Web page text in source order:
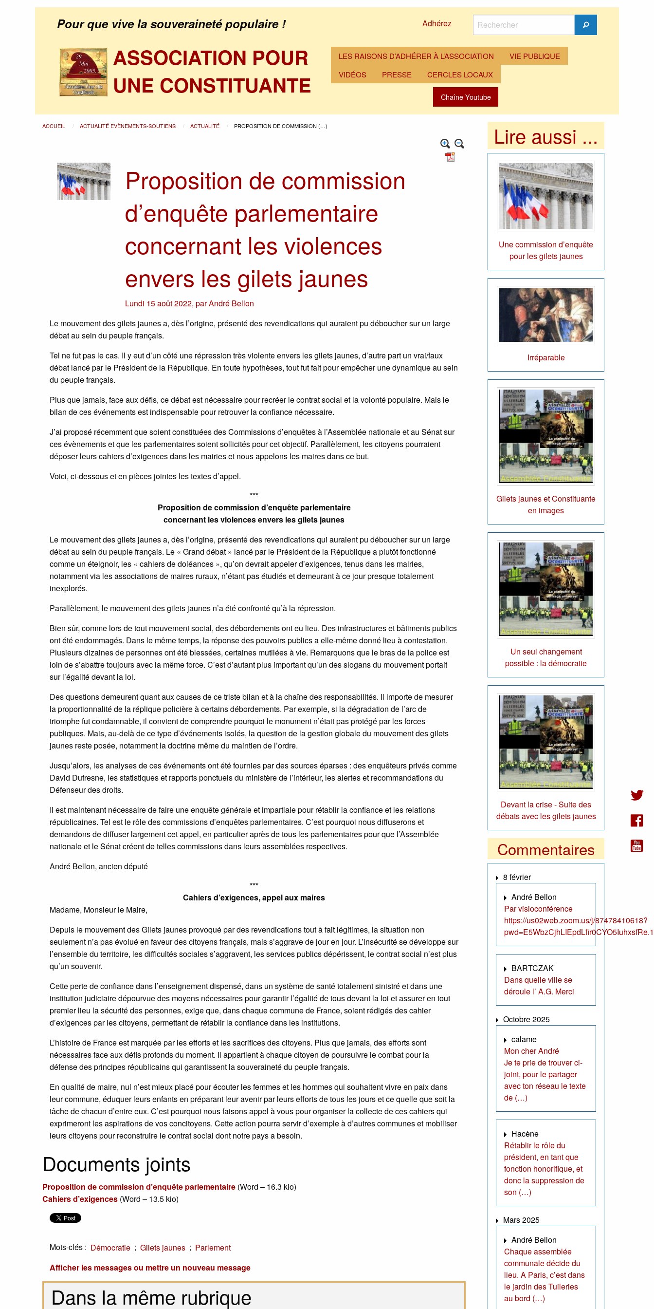
Pour que vive la souveraineté populaire ! Adhérez
Rechercher
Rechercher
ASSOCIATION POUR
UNE CONSTITUANTE
LES RAISONS D’ADHÉRER À L’ASSOCIATION
VIE PUBLIQUE
VIDÉOS
PRESSE CERCLES LOCAUX
Chaîne Youtube
ACCUEIL ACTUALITÉ EVÈNEMENTS-SOUTIENS ACTUALITÉ PROPOSITION DE COMMISSION (…)
Proposition de commission
d’enquête parlementaire
concernant les violences
envers les gilets jaunes
Lundi 15 août 2022,parAndré Bellon
Le mouvement des gilets jaunes a, dès l’origine, présenté des revendications qui auraient pu déboucher sur un large
débat au sein du peuple français.
Tel ne fut pas le cas. Il y eut d’un côté une répression très violente envers les gilets jaunes, d’autre part un vrai/faux
débat lancé par le Président de la République. En toute hypothèses, tout fut fait pour empêcher une dynamique au sein
du peuple français.
Plus que jamais, face aux défis, ce débat est nécessaire pour recréer le contrat social et la volonté populaire. Mais le
bilan de ces événements est indispensable pour retrouver la confiance nécessaire.
J’ai proposé récemment que soient constituées des Commissions d’enquêtes à l’Assemblée nationale et au Sénat sur
ces évènements et que les parlementaires soient sollicités pour cet objectif. Parallèlement, les citoyens pourraient
déposer leurs cahiers d’exigences dans les mairies et nous appelons les maires dans ce but.
Voici, ci-dessous et en pièces jointes les textes d’appel.
***
Proposition de commission d’enquête parlementaire
concernant les violences envers les gilets jaunes
Le mouvement des gilets jaunes a, dès l’origine, présenté des revendications qui auraient pu déboucher sur un large
débat au sein du peuple français. Le « Grand débat » lancé par le Président de la République a plutôt fonctionné
comme un éteignoir, les « cahiers de doléances », qu’on devrait appeler d’exigences, tenus dans les mairies,
notamment via les associations de maires ruraux, n’étant pas étudiés et demeurant à ce jour presque totalement
inexplorés.
Parallèlement, le mouvement des gilets jaunes n’a été confronté qu’à la répression.
Bien sûr, comme lors de tout mouvement social, des débordements ont eu lieu. Des infrastructures et bâtiments publics
ont été endommagés. Dans le même temps, la réponse des pouvoirs publics a elle-même donné lieu à contestation.
Plusieurs dizaines de personnes ont été blessées, certaines mutilées à vie. Remarquons que le bras de la police est
loin de s’abattre toujours avec la même force. C’est d’autant plus important qu’un des slogans du mouvement portait
sur l’égalité devant la loi.
Des questions demeurent quant aux causes de ce triste bilan et à la chaîne des responsabilités. Il importe de mesurer
la proportionnalité de la réplique policière à certains débordements. Par exemple, si la dégradation de l’arc de
triomphe fut condamnable, il convient de comprendre pourquoi le monument n’était pas protégé par les forces
publiques. Mais, au-delà de ce type d’événements isolés, la question de la gestion globale du mouvement des gilets
jaunes reste posée, notamment la doctrine même du maintien de l’ordre.
Jusqu’alors, les analyses de ces événements ont été fournies par des sources éparses : des enquêteurs privés comme
David Dufresne, les statistiques et rapports ponctuels du ministère de l’intérieur, les alertes et recommandations du
Défenseur des droits.
Il est maintenant nécessaire de faire une enquête générale et impartiale pour rétablir la confiance et les relations
républicaines. Tel est le rôle des commissions d’enquêtes parlementaires. C’est pourquoi nous diffuserons et
demandons de diffuser largement cet appel, en particulier après de tous les parlementaires pour que l’Assemblée
nationale et le Sénat créent de telles commissions dans leurs assemblées respectives.
André Bellon, ancien député
***
Cahiers d’exigences, appel aux maires
Madame, Monsieur le Maire,
Depuis le mouvement des Gilets jaunes provoqué par des revendications tout à fait légitimes, la situation non
seulement n’a pas évolué en faveur des citoyens français, mais s’aggrave de jour en jour. L’insécurité se développe sur
l’ensemble du territoire, les difficultés sociales s’aggravent, les services publics dépérissent, le contrat social n’est plus
qu’un souvenir.
Cette perte de confiance dans l’enseignement dispensé, dans un système de santé totalement sinistré et dans une
institution judiciaire dépourvue des moyens nécessaires pour garantir l’égalité de tous devant la loi et assurer en tout
premier lieu la sécurité des personnes, exige que, dans chaque commune de France, soient rédigés des cahier
d’exigences par les citoyens, permettant de rétablir la confiance dans les institutions.
L’histoire de France est marquée par les efforts et les sacrifices des citoyens. Plus que jamais, des efforts sont
nécessaires face aux défis profonds du moment. Il appartient à chaque citoyen de poursuivre le combat pour la
défense des principes républicains qui garantissent la souveraineté du peuple français.
En qualité de maire, nul n’est mieux placé pour écouter les femmes et les hommes qui souhaitent vivre en paix dans
leur commune, éduquer leurs enfants en préparant leur avenir par leurs efforts de tous les jours et ce quelle que soit la
tâche de chacun d’entre eux. C’est pourquoi nous faisons appel à vous pour organiser la collecte de ces cahiers qui
exprimeront les aspirations de vos concitoyens. Cette action pourra servir d’exemple à d’autres communes et mobiliser
leurs citoyens pour reconstruire le contrat social dont notre pays a besoin.
Documents joints
Proposition de commission d’enquête parlementaire (Word – 16.3 kio)
Cahiers d’exigences (Word – 13.5 kio)
Mots-clés : Démocratie ; Gilets jaunes ; Parlement
Afficher les messages ou mettre un nouveau message
Dans la même rubrique
Lire aussi ...
Une commission d’enquête
pour les gilets jaunes
Irréparable
Gilets jaunes et Constituante
en images
Un seul changement
possible : la démocratie
Devant la crise - Suite des
débats avec les gilets jaunes
Commentaires
8 février
André Bellon
Par visioconférence
https://us02web.zoom.us/j/87478410618?
BARTCZAK
Dans quelle ville se
déroule l’ A.G. Merci
Octobre 2025
calame
Mon cher André
Je te prie de trouver ci-
joint, pour le partager
avec ton réseau le texte
de (…)
Hacène
Rétablir le rôle du
président, en tant que
fonction honorifique, et
donc la suppression de
son (…)
Mars 2025
André Bellon
Chaque assemblée
communale décide du
lieu. A Paris, c’est dans
le jardin des Tuileries
au bord (…)